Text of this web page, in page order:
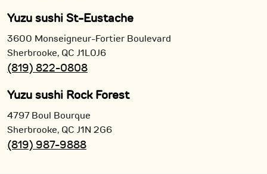
Yuzu sushi St-Eustache
3600 Monseigneur-Fortier Boulevard
Sherbrooke, QC J1L0J6
(819) 822-0808
Yuzu sushi Rock Forest
4797 Boul Bourque
Sherbrooke, QC J1N 2G6
(819) 987-9888